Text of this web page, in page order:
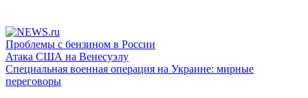
Проблемы с бензином в России
Атака США на Венесуэлу
Специальная военная операция на Украине: мирные
переговоры